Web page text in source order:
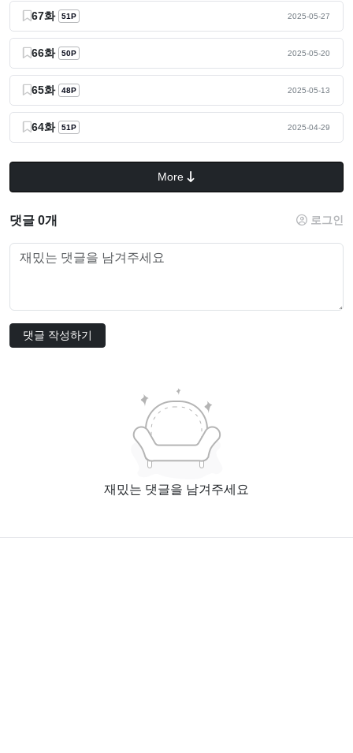
67화 51P 2025-05-27
66화 50P 2025-05-20
65화 48P 2025-05-13
64화 51P 2025-04-29
More
댓글 0개 로그인
댓글 작성하기
재밌는 댓글을 남겨주세요